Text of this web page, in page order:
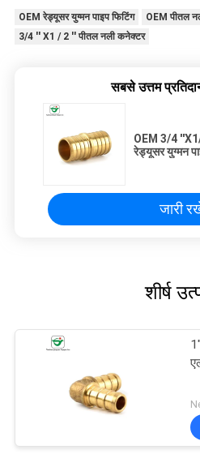
OEM रेड्यूसर युग्मन पाइप फिटिंग
OEM पीतल
3/4 '' X1 / 2 '' पीतल नली कनेक्टर
सबसे उत्तम
OEM 3/4
रेड्यूसर युग्मन
जारी
शीर्ष